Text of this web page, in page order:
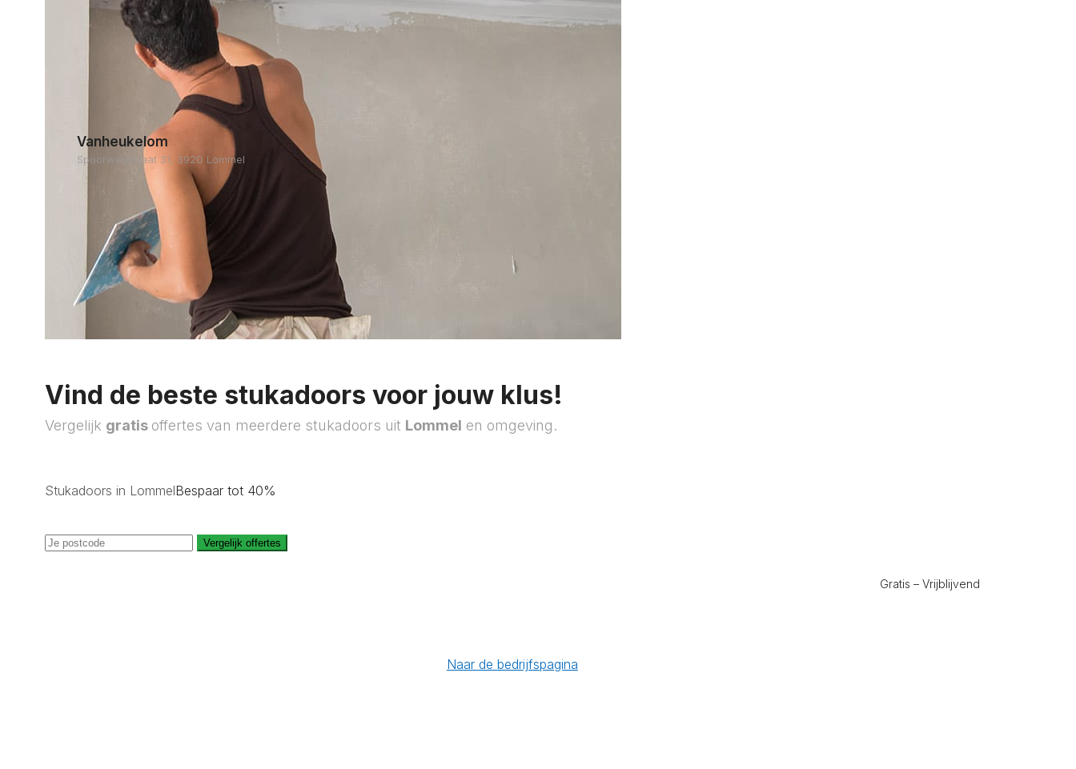
Vanheukelom
Spoorwegstraat 31, 3920 Lommel
Vind de beste stukadoors voor jouw klus!
Vergelijk gratis offertes van meerdere stukadoors uit Lommel en omgeving.
Stukadoors in LommelBespaar tot 40%
Vergelijk offertes
Gratis – Vrijblijvend
Naar de bedrijfspagina